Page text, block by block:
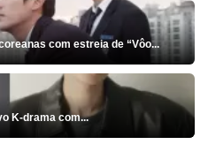
com estreia de “Vôo...
K-drama com...